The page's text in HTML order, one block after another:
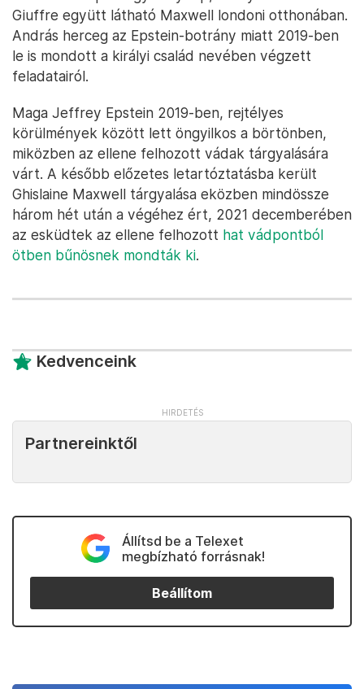
Giuffre együtt látható Maxwell londoni otthonában.
András herceg az Epstein-botrány miatt 2019-ben
le is mondott a királyi család nevében végzett
feladatairól.
Maga Jeffrey Epstein 2019-ben, rejtélyes
körülmények között lett öngyilkos a börtönben,
miközben az ellene felhozott vádak tárgyalására
várt. A később előzetes letartóztatásba került
Ghislaine Maxwell tárgyalása eközben mindössze
három hét után a végéhez ért, 2021 decemberében
az esküdtek az ellene felhozott hat vádpontból
ötben bűnösnek mondták ki.
Kedvenceink
Partnereinktől
Állítsd be a Telexet
megbízható forrásnak!
Beállítom